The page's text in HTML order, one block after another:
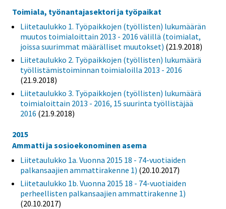
Toimiala, työnantajasektori ja työpaikat
Liitetaulukko 1. Työpaikkojen (työllisten) lukumäärän
muutos toimialoittain 2013 - 2016 välillä (toimialat,
joissa suurimmat määrälliset muutokset) (21.9.2018)
Liitetaulukko 2. Työpaikkojen (työllisten) lukumäärä
työllistämistoiminnan toimialoilla 2013 - 2016
(21.9.2018)
Liitetaulukko 3. Työpaikkojen (työllisten) lukumäärä
toimialoittain 2013 - 2016, 15 suurinta työllistäjää
2016 (21.9.2018)
2015
Ammatti ja sosioekonominen asema
Liitetaulukko 1a. Vuonna 2015 18 - 74-vuotiaiden
palkansaajien ammattirakenne 1) (20.10.2017)
Liitetaulukko 1b. Vuonna 2015 18 - 74-vuotiaiden
perheellisten palkansaajien ammattirakenne 1)
(20.10.2017)